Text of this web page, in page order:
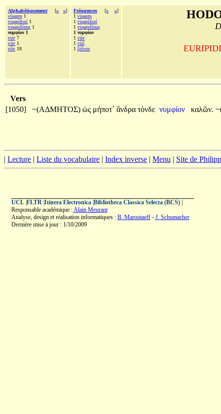
Alphabétiquement [« »]
νύμφηι 1
νυμφίδιοί 1
νυμφιδίους 1
νυμφίον 1
νυν 7
νύν 1
νῦν 18
Fréquences [« »]
1 νύμφηι
1 νυμφίδιοί
1 νυμφιδίους
1 νυμφίον
1 νύν
1 νὺξ
1 ξεῖνον
Vers
[1050]
~(ΑΔΜΗΤΟΣ) ὡς μήποτ´ ἄνδρα τόνδε νυμφίον καλῶν.
| Lecture | Liste du vocabulaire | Index inverse | Menu | Site de
UCL| FLTR| Itinera Electronica| Bibliotheca Classica Selecta (BCS)|
Responsable académique :Alain Meurant
Analyse, design et réalisation informatiques : B. Maroutaeff- J. Schumacher
Dernière mise à jour : 1/10/2009